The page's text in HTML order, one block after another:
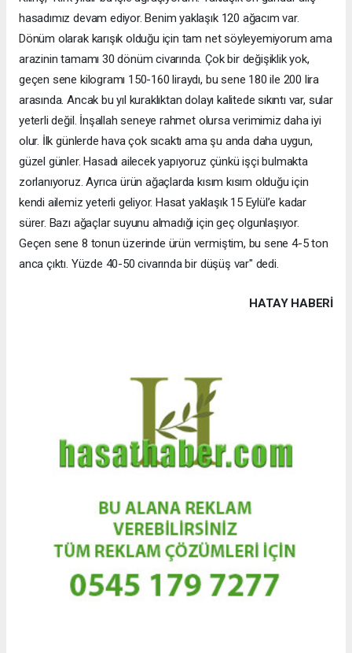
hasadımız devam ediyor. Benim yaklaşık 120 ağacım var.
Dönüm olarak karışık olduğu için tam net söyleyemiyorum ama
arazinin tamamı 30 dönüm civarında. Çok bir değişiklik yok,
geçen sene kilogramı 150-160 liraydı, bu sene 180 ile 200 lira
arasında. Ancak bu yıl kuraklıktan dolayı kalitede sıkıntı var, sular
yeterli değil. İnşallah seneye rahmet olursa verimimiz daha iyi
olur. İlk günlerde hava çok sıcaktı ama şu anda daha uygun,
güzel günler. Hasadı ailecek yapıyoruz çünkü işçi bulmakta
zorlanıyoruz. Ayrıca ürün ağaçlarda kısım kısım olduğu için
kendi ailemiz yeterli geliyor. Hasat yaklaşık 15 Eylül’e kadar
sürer. Bazı ağaçlar suyunu almadığı için geç olgunlaşıyor.
Geçen sene 8 tonun üzerinde ürün vermiştim, bu sene 4-5 ton
anca çıktı. Yüzde 40-50 civarında bir düşüş var" dedi.
HATAY HABERİ